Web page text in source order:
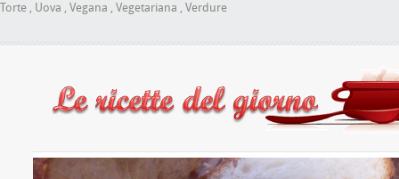
Torte , Uova , Vegana , Vegetariana , Verdure
al Miele senza